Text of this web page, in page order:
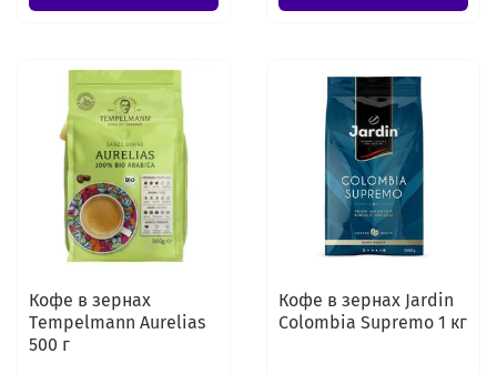
Кофе в зернах
Tеmpelmann Aurelias
500 г
Кофе в зернах Jardin
Colombia Supremo 1 кг